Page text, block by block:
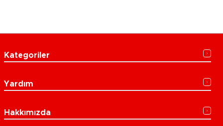
Kategoriler
Yardım
Hakkımızda